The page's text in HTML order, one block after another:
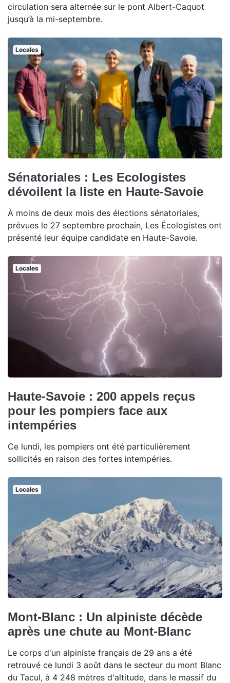
circulation sera alternée sur le pont Albert-Caquot
jusqu’à la mi-septembre.
Locales
Sénatoriales : Les Ecologistes
dévoilent la liste en Haute-Savoie
À moins de deux mois des élections sénatoriales,
prévues le 27 septembre prochain, Les Écologistes ont
présenté leur équipe candidate en Haute-Savoie.
Locales
Haute-Savoie : 200 appels reçus
pour les pompiers face aux
intempéries
Ce lundi, les pompiers ont été particulièrement
sollicités en raison des fortes intempéries.
Locales
Mont-Blanc : Un alpiniste décède
après une chute au Mont-Blanc
Le corps d'un alpiniste français de 29 ans a été
retrouvé ce lundi 3 août dans le secteur du mont Blanc
du Tacul, à 4 248 mètres d'altitude, dans le massif du